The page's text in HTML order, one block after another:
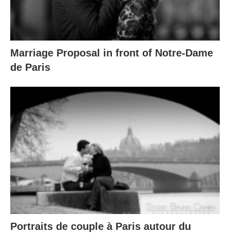
Marriage Proposal in front of Notre-Dame
de Paris
Portraits de couple à Paris autour du